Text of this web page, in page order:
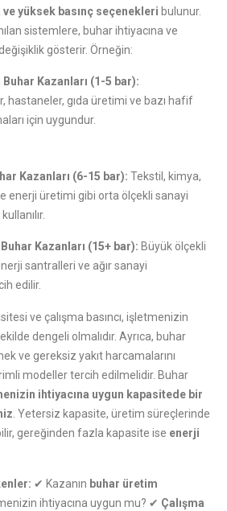
yüksek basınç seçenekleri bulunur.
sistemlere, buhar ihtiyacına ve
gösterir. Örneğin:
Buhar Kazanları (1-5 bar):
hastaneler, gıda üretimi ve bazı hafif
için uygundur.
Kazanları (6-15 bar): Tekstil, kimya,
enerji üretimi gibi orta ölçekli sanayi
Kazanları (15+ bar): Büyük ölçekli
santralleri ve ağır sanayi
edilir.
ve çalışma basıncı, işletmenizin
dengeli olmalıdır. Ayrıca, buhar
ve gereksiz yakıt harcamalarını
modeller tercih edilmelidir. Buhar
ihtiyacına uygun kapasitede bir
. Yetersiz kapasite, üretim süreçlerinde
gereğinden fazla kapasite ise enerji
✔ Kazanın buhar üretim
ihtiyacına uygun mu? ✔ Çalışma